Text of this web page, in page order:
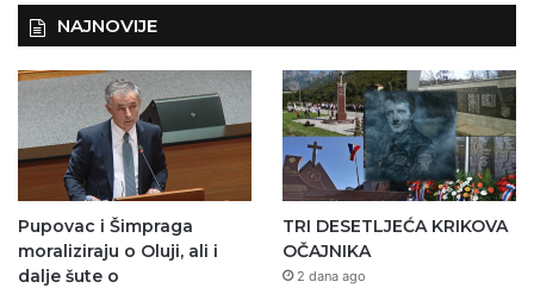
NAJNOVIJE
Pupovac i Šimpraga
moraliziraju o Oluji, ali i
dalje šute o
TRI DESETLJEĆA KRIKOVA
OČAJNIKA
2 dana ago